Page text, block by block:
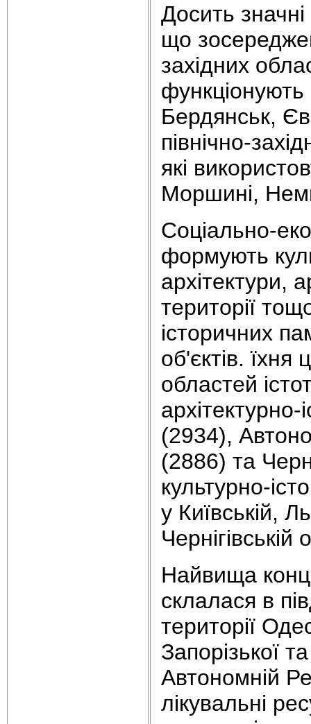
Досить значні
що
західних
функціонують
Бердянськ,
північно-
які
Моршині,
Соціально-
формують
архітектури,
території
історичних
об'єктів. їхня
областей
архітектурно-
(2934),
(2886) та
культурно-
у Київській,
Найвища
склалася в
території
Запорізької
Автономній
лікувальні